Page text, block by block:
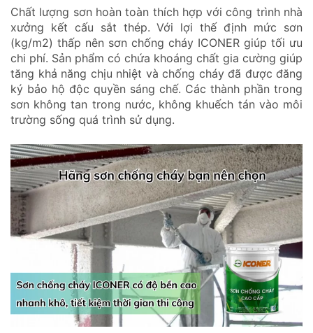
Chất lượng sơn hoàn toàn thích hợp với công trình nhà
xưởng kết cấu sắt thép. Với lợi thế định mức sơn
(kg/m2) thấp nên sơn chống cháy ICONER giúp tối ưu
chi phí. Sản phẩm có chứa khoáng chất gia cường giúp
tăng khả năng chịu nhiệt và chống cháy đã được đăng
ký bảo hộ độc quyền sáng chế. Các thành phần trong
sơn không tan trong nước, không khuếch tán vào môi
trường sống quá trình sử dụng.